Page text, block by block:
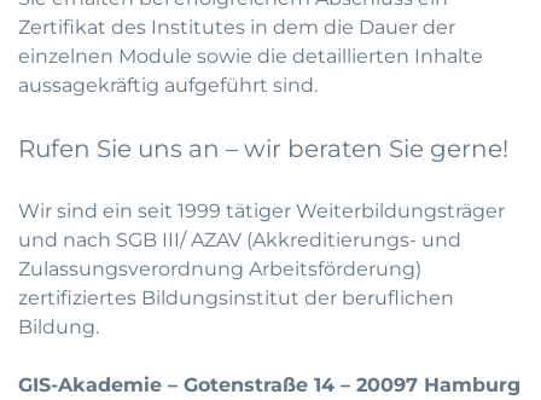
Zertifikat des Institutes in dem die Dauer der
einzelnen Module sowie die detaillierten Inhalte
aussagekräftig aufgeführt sind.
Rufen Sie uns an – wir beraten Sie gerne!
Wir sind ein seit 1999 tätiger Weiterbildungsträger
und nach SGB III/ AZAV (Akkreditierungs- und
Zulassungsverordnung Arbeitsförderung)
zertifiziertes Bildungsinstitut der beruflichen
Bildung.
GIS-Akademie – Gotenstraße 14 – 20097 Hamburg